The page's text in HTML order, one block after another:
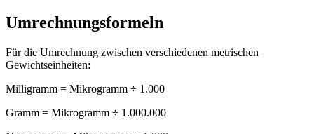
Umrechnungsformeln
Für die Umrechnung zwischen verschiedenen metrischen
Gewichtseinheiten:
Milligramm = Mikrogramm ÷ 1.000
Gramm = Mikrogramm ÷ 1.000.000